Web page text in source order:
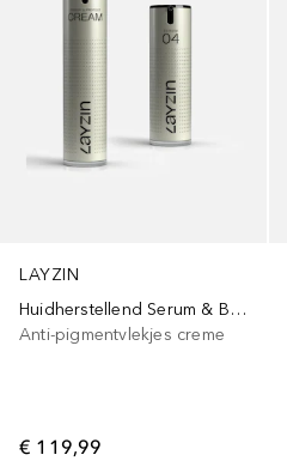
LAYZIN
Huidherstellend Serum & Beschermende Crème SPF 30
Anti-pigmentvlekjes creme
€ 119,99